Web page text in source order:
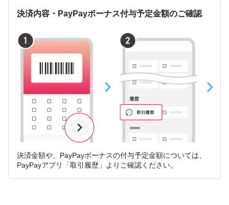
決済内容・PayPayボーナス付与予定金額のご確認
決済金額や、PayPayボーナスの付与予定金額については、
PayPayアプリ「取引履歴」よりご確認ください。